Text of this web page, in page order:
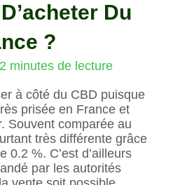
Du
?
2 minutes de lecture
à côté du CBD puisque
prisée en France et
Souvent comparée au
très différente grâce
0.2 %. C’est d’ailleurs
par les autorités